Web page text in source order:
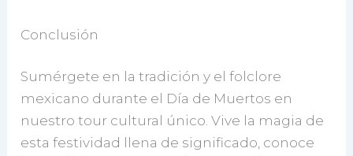
Conclusión
Sumérgete en la tradición y el folclore
mexicano durante el Día de Muertos en
nuestro tour cultural único. Vive la magia de
esta festividad llena de significado, conoce